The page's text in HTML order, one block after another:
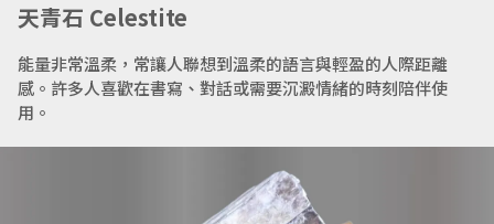
天青石 Celestite
能量非常溫柔，常讓人聯想到溫柔的語言與輕盈的人際距離
感。許多人喜歡在書寫、對話或需要沉澱情緒的時刻陪伴使
用。